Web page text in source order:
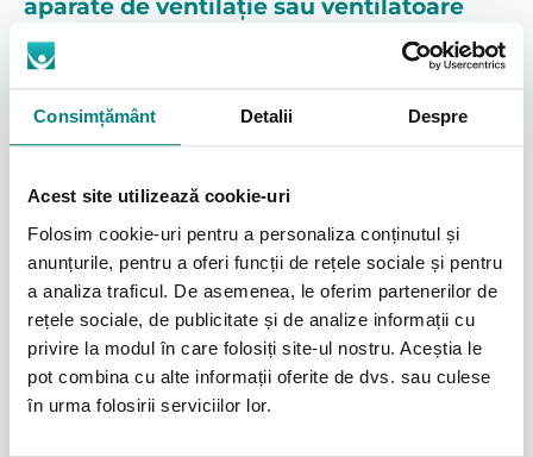
Consimțământ Detalii Despre
Acest site utilizează cookie-uri
Folosim cookie-uri pentru a personaliza conținutul și
anunțurile, pentru a oferi funcții de rețele sociale și pentru
a analiza traficul. De asemenea, le oferim partenerilor de
rețele sociale, de publicitate și de analize informații cu
privire la modul în care folosiți site-ul nostru. Aceștia le
pot combina cu alte informații oferite de dvs. sau culese
în urma folosirii serviciilor lor.
aparate de ventilație sau ventilatoare
medicale:
Costuri reduse:Plătiți doar pentru perioada în care
utilizați efectiv echipamentul.
Flexibilitate:Alegeți perioada de închiriere care vi se
Servicii complete:Prețul include livrarea, instalarea,
instruirea completă a utilizatorului și service pe toată
perioada contractuală.
Fără griji:Nu trebuie să vă preocupați de
mentenanța sau devalorizarea echipamentului.
Acces imediat:Vă oferim rapid o soluție funcțională
pentru suportul respirator.
De ce să alegeți Adapt RO?